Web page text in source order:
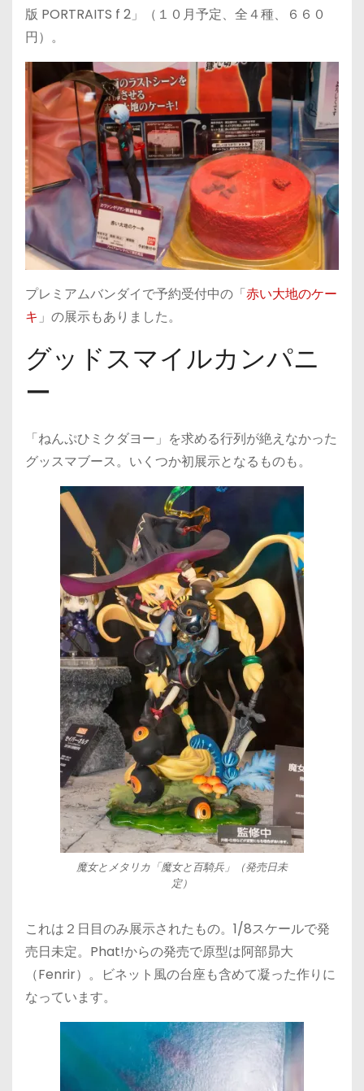
版 PORTRAITS f 2」（１０月予定、全４種、６６０
円）。
プレミアムバンダイで予約受付中の「赤い大地のケー
キ 」の展示もありました。
グッドスマイルカンパニ
ー
「ねんぷひミクダヨー」を求める行列が絶えなかった
グッスマブース。いくつか初展示となるものも。
魔女とメタリカ「魔女と百騎兵」（発売日未
定）
これは２日目のみ展示されたもの。1/8スケールで発
売日未定。Phat!からの発売で原型は阿部昴大
（Fenrir）。ビネット風の台座も含めて凝った作りに
なっています。